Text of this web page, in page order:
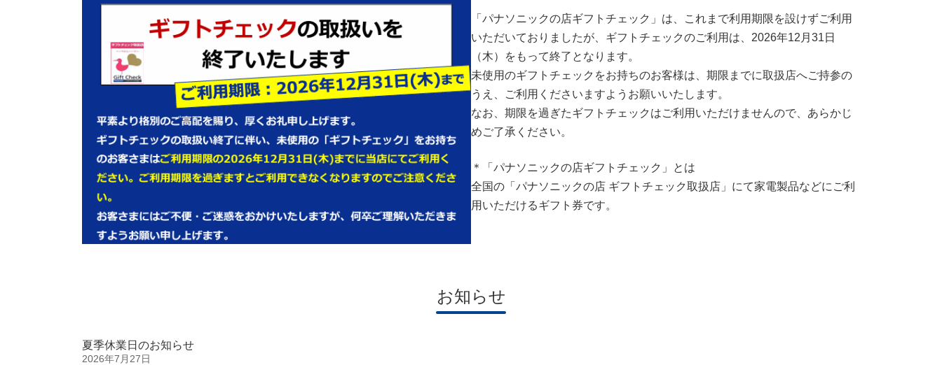
「パナソニックの店ギフトチェック」は、これまで利用期限を設けずご利用
いただいておりましたが、ギフトチェックのご利用は、2026年12月31日
（木）をもって終了となります。
未使用のギフトチェックをお持ちのお客様は、期限までに取扱店へご持参の
うえ、ご利用くださいますようお願いいたします。
なお、期限を過ぎたギフトチェックはご利用いただけませんので、あらかじ
めご了承ください。
＊「パナソニックの店ギフトチェック」とは
全国の「パナソニックの店 ギフトチェック取扱店」にて家電製品などにご利
用いただけるギフト券です。
お知らせ
夏季休業日のお知らせ
2026年7月27日